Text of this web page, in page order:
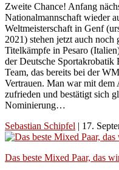
Zweite Chance! Anfang
Nationalmannschaft wieder
Weltmeisterschaft in Genf
2021) stehen jetzt auch
Titelkämpfe in Pesaro
der Deutsche Sportakrobatik
Team, das bereits bei der
Vertrauen. Man war mit dem
zufrieden und bestätigt sich
Nominierung…
Sebastian Schipfel | 17.
Das beste Mixed Paar, das